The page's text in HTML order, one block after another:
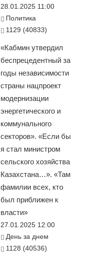
28.01.2025 11:00
Политика
1129 (40833)
«Кабмин утвердил
беспрецедентный за
годы независимости
страны нацпроект
модернизации
энергетического и
коммунального
секторов». «Если бы
я стал министром
сельского хозяйства
Казахстана…». «Там
фамилии всех, кто
был приближен к
власти»
27.01.2025 12:00
День за днем
1128 (40536)